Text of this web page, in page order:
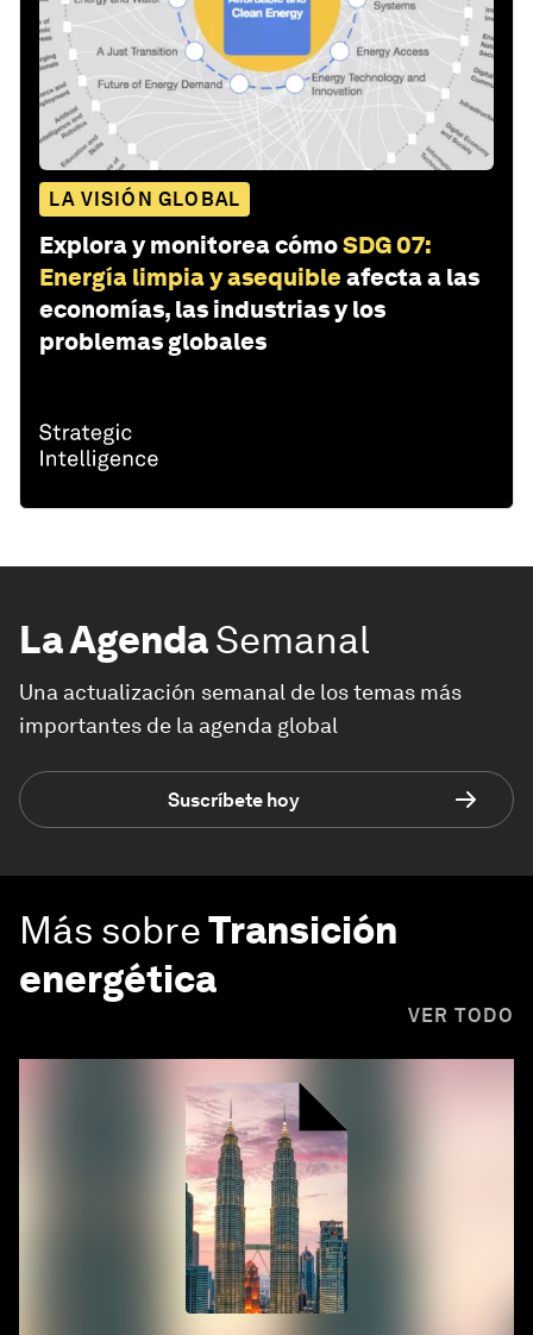
LA VISIÓN GLOBAL
Explora y monitorea cómoSDG 07:
Energía limpia y asequible afecta a las
economías, las industrias y los
problemas globales
La AgendaSemanal
Una actualización semanal de los temas más
importantes de la agenda global
Suscríbete hoy
Más sobreTransición
energética
VER TODO